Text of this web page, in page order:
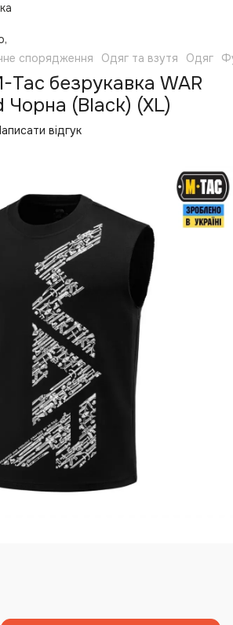
спорядження Одяг та взутя Одяг
Tac безрукавка WAR
(Black) (XL)
відгук